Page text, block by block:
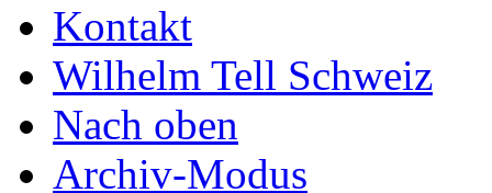
Kontakt
Wilhelm Tell Schweiz
Nach oben
Archiv-Modus